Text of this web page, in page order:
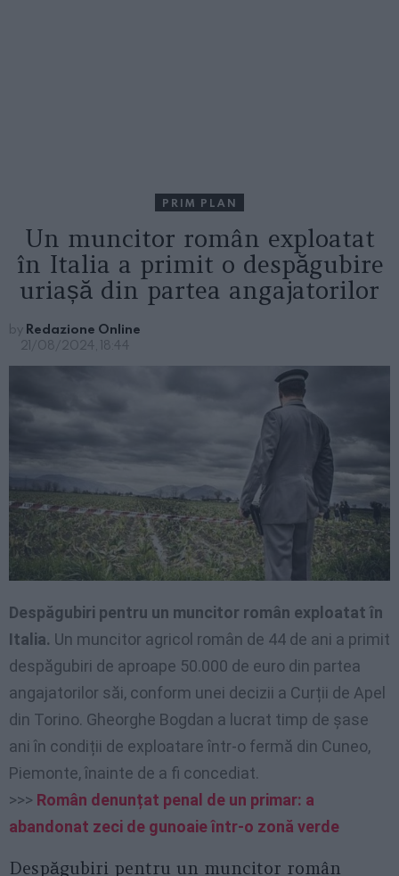
PRIM PLAN
Un muncitor român exploatat
în Italia a primit o despăgubire
uriașă din partea angajatorilor
by Redazione Online
21/08/2024, 18:44
Despăgubiri pentru un muncitor român exploatat în
Italia. Un muncitor agricol român de 44 de ani a primit
despăgubiri de aproape 50.000 de euro din partea
angajatorilor săi, conform unei decizii a Curții de Apel
din Torino. Gheorghe Bogdan a lucrat timp de șase
ani în condiții de exploatare într-o fermă din Cuneo,
Piemonte, înainte de a fi concediat.
>>> Român denunțat penal de un primar: a
abandonat zeci de gunoaie într-o zonă verde
Despăgubiri pentru un muncitor român